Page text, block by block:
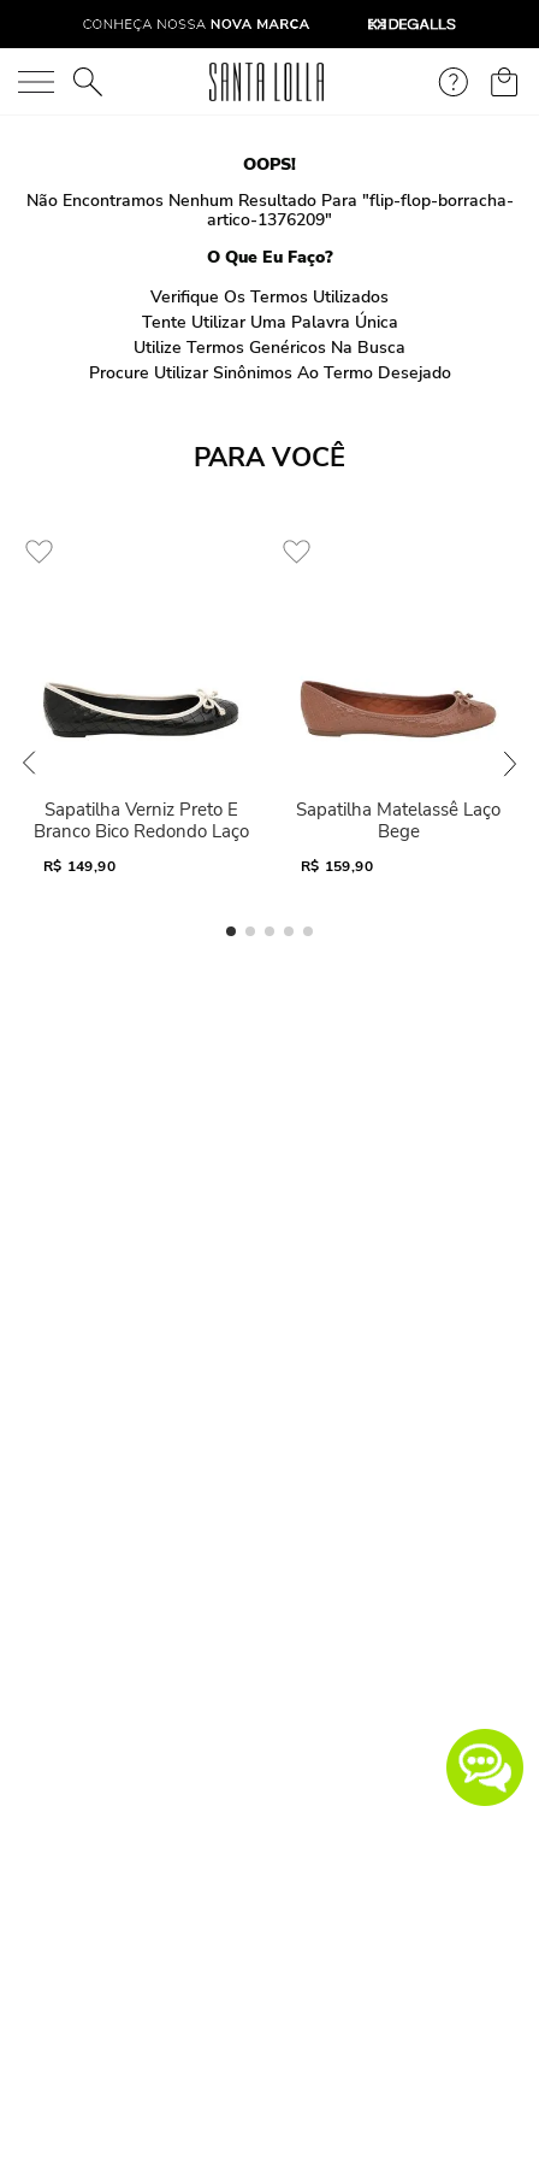
O que você está procurando?
OOPS!
Não Encontramos Nenhum Resultado Para "flip-flop-borracha-
artico-1376209"
O Que Eu Faço?
Verifique Os Termos Utilizados
Tente Utilizar Uma Palavra Única
Utilize Termos Genéricos Na Busca
Procure Utilizar Sinônimos Ao Termo Desejado
PARA VOCÊ
Sapatilha Verniz Preto E
Branco Bico Redondo Laço
R$ 149,90
Sapatilha Matelassê Laço
Bege
R$ 159,90